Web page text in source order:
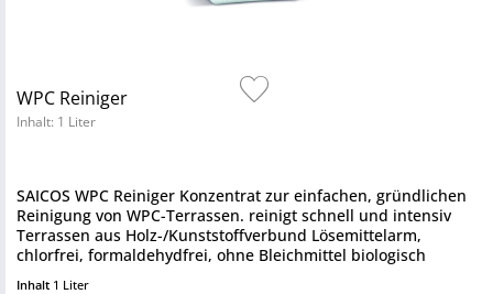
WPC Reiniger
Inhalt: 1 Liter
SAICOS WPC Reiniger Konzentrat zur einfachen, gründlichen
Reinigung von WPC-Terrassen. reinigt schnell und intensiv
Terrassen aus Holz-/Kunststoffverbund Lösemittelarm,
chlorfrei, formaldehydfrei, ohne Bleichmittel biologisch
abbaubar...
Inhalt 1 Liter